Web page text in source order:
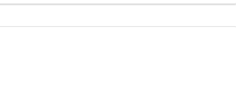
. Conviens pour une grandes familles